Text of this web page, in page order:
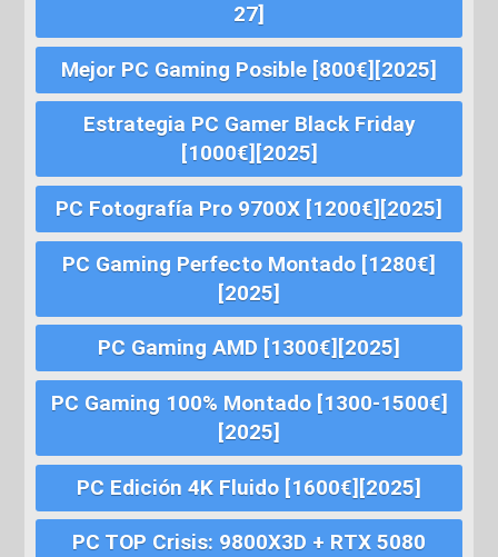
27]
Mejor PC Gaming Posible [800€][2025]
Estrategia PC Gamer Black Friday
[1000€][2025]
PC Fotografía Pro 9700X [1200€][2025]
PC Gaming Perfecto Montado [1280€]
[2025]
PC Gaming AMD [1300€][2025]
PC Gaming 100% Montado [1300-1500€]
[2025]
PC Edición 4K Fluido [1600€][2025]
PC TOP Crisis: 9800X3D + RTX 5080